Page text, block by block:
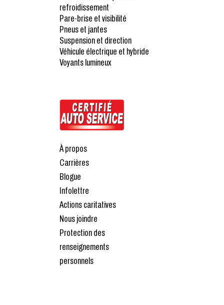
refroidissement
Pare-brise et visibilité
Pneus et jantes
Suspension et direction
Véhicule électrique et hybride
Voyants lumineux
À propos
Carrières
Blogue
Infolettre
Actions caritatives
Nous joindre
Protection des
renseignements
personnels